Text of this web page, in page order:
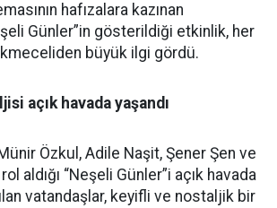
hafızalara kazınan
Günler”in gösterildiği etkinlik, her
büyük ilgi gördü.
açık havada yaşandı
Özkul, Adile Naşit, Şener Şen ve
aldığı “Neşeli Günler”i açık havada
vatandaşlar, keyifli ve nostaljik bir